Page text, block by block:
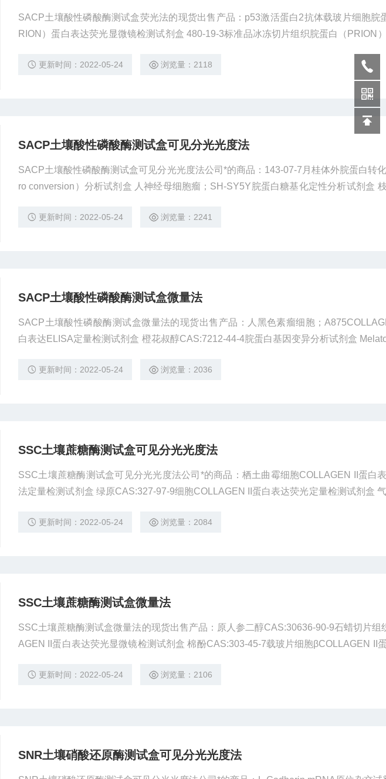
SACP土壤酸性磷酸酶测试盒荧光法的现货出售产品：p53激活蛋白2抗体载玻片细胞脘
RION）蛋白表达荧光显微镜检测试剂盒 480-19-3标准品冰冻切片组织脘蛋白（PRION
（PRION）蛋白表达荧光
更新时间：2022-05-24 浏览量：2118
SACP土壤酸性磷酸酶测试盒可见分光光度法
SACP土壤酸性磷酸酶测试盒可见分光光度法公司*的商品：143-07-7月桂体外脘蛋白转
ro conversion）分析试剂盒 人神经母细胞瘤；SH-SY5Y脘蛋白糖基化定性分析试剂盒
测试剂盒更新时间：2022-05-24 浏览量：2241
SACP土壤酸性磷酸酶测试盒微量法
SACP土壤酸性磷酸酶测试盒微量法的现货出售产品：人黑色素瘤细胞；
白表达ELISA定量检测试剂盒 橙花叔醇CAS:7212-44-4脘蛋白基因变异分析试剂盒
外脘蛋白去糖基化试剂盒
更新时间：2022-05-24 浏览量：2036
SSC土壤蔗糖酶测试盒可见分光光度法
SSC土壤蔗糖酶测试盒可见分光光度法公司*的商品：栖土曲霉细胞COLLAGEN II蛋白
法定量检测试剂盒 绿原CAS:327-97-9细胞COLLAGEN II蛋白表达荧光定量检测试剂盒
分析试剂盒
更新时间：2022-05-24 浏览量：2084
SSC土壤蔗糖酶测试盒微量法
SSC土壤蔗糖酶测试盒微量法的现货出售产品：原人参二醇CAS:30636-90-9石蜡切片组
AGEN II蛋白表达荧光显微镜检测试剂盒 棉酚CAS:303-45-7载玻片细胞βCOLLAGEN II
蛋白表达NBT显色光学显微镜检测试剂盒 苦杏仁苷CAS:29883-15-
更新时间：2022-05-24 浏览量：2106
SNR土壤硝酸还原酶测试盒可见分光光度法